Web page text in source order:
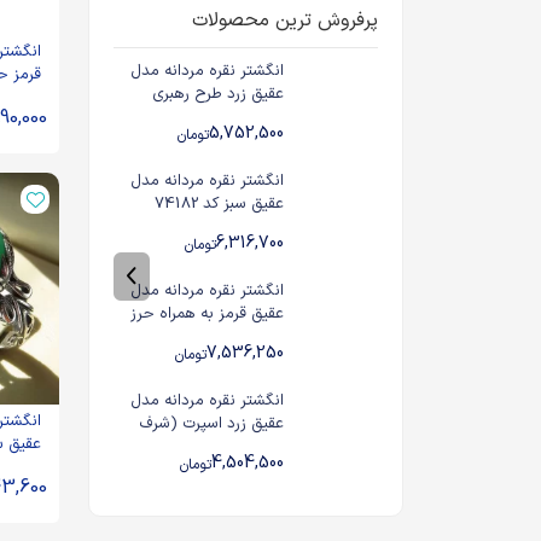
پرفروش ترین محصولات
انگشتر نقره مردانه مدل
عقیق زرد طرح رهبری
62673
5,752,500تومان
انگشتر نقره مردانه مدل
عقیق سبز کد 74182
6,316,700تومان
انگشتر نقره مردانه مدل
عقیق قرمز به همراه حرز
7,536,250تومان
انگشتر نقره مردانه مدل
عقیق زرد اسپرت (شرف
4,504,500تومان
قرمز
باکیفیت
عقیق